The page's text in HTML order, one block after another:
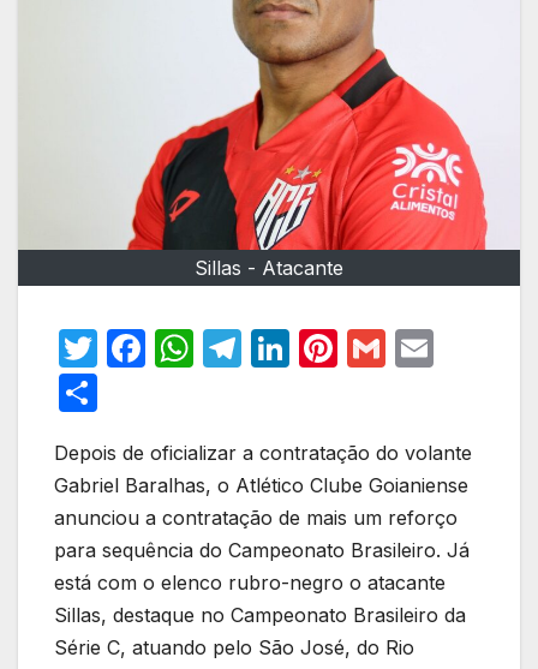
Sillas - Atacante
T
er
F
e
b
o
o
k
W
s
A
p
p
T
gr
a
m
Li
e
dI
n
Pi
e
st
G
ar
e
Depois de oficializar a contratação do volante
Gabriel Baralhas, o Atlético Clube Goianiense
anunciou a contratação de mais um reforço
para sequência do Campeonato Brasileiro. Já
está com o elenco rubro-negro o atacante
Sillas, destaque no Campeonato Brasileiro da
Série C, atuando pelo São José, do Rio